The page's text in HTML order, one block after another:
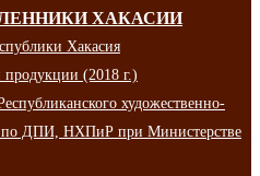
ХАКАСИИ
Хакасия
продукции (2018 г.)
художественно-
по ДПИ, НХПиР при Министерстве